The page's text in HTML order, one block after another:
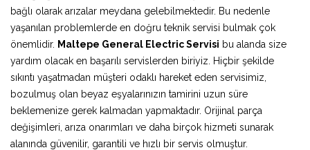
bağlı olarak arızalar meydana gelebilmektedir. Bu nedenle
yaşanılan problemlerde en doğru teknik servisi bulmak çok
önemlidir. Maltepe General Electric Servisi bu alanda size
yardım olacak en başarılı servislerden biriyiz. Hiçbir şekilde
sıkıntı yaşatmadan müşteri odaklı hareket eden servisimiz,
bozulmuş olan beyaz eşyalarınızın tamirini uzun süre
beklemenize gerek kalmadan yapmaktadır. Orijinal parça
değişimleri, arıza onarımları ve daha birçok hizmeti sunarak
alanında güvenilir, garantili ve hızlı bir servis olmuştur.